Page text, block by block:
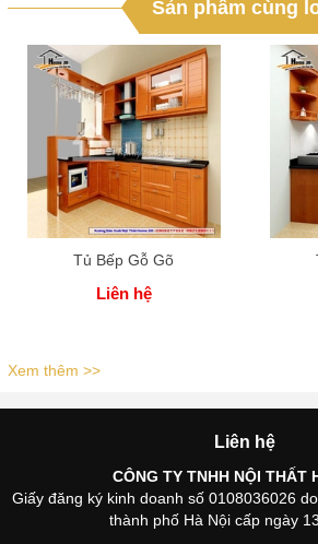
Sản phẩm cùng
Tủ Bếp Gỗ Gõ
Liên hệ
Xem thêm >>
Liên hệ
CÔNG TY TNHH NỘI THẤT
Giấy đăng ký kinh doanh số 0108036026
thành phố Hà Nội cấp ngày